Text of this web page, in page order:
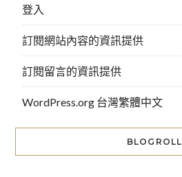
登入
訂閱網站內容的資訊提供
訂閱留言的資訊提供
WordPress.org 台灣繁體中文
BLOGROLL